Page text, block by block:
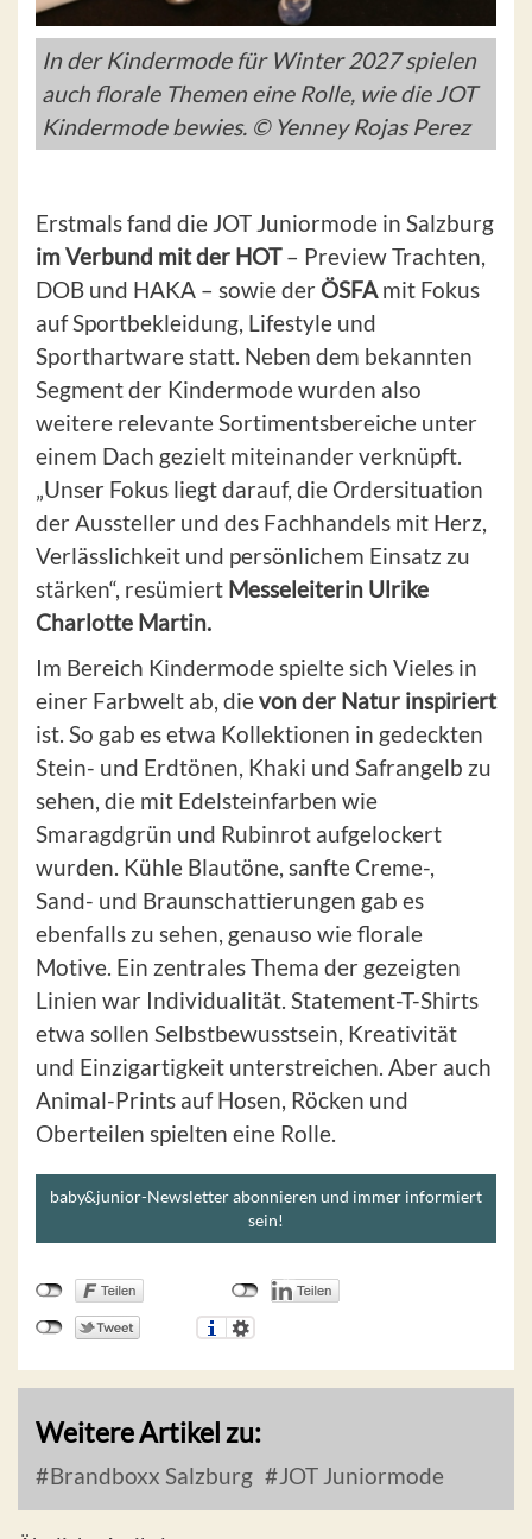
In der Kindermode für Winter 2027 spielen
auch florale Themen eine Rolle, wie die JOT
Kindermode bewies. © Yenney Rojas Perez
Erstmals fand die JOT Juniormode in Salzburg
im Verbund mit der HOT– Preview Trachten,
DOB und HAKA – sowie der ÖSFAmit Fokus
auf Sportbekleidung, Lifestyle und
Sporthartware statt. Neben dem bekannten
Segment der Kindermode wurden also
weitere relevante Sortimentsbereiche unter
einem Dach gezielt miteinander verknüpft.
„Unser Fokus liegt darauf, die Ordersituation
der Aussteller und des Fachhandels mit Herz,
Verlässlichkeit und persönlichem Einsatz zu
stärken“, resümiert Messeleiterin Ulrike
Charlotte Martin.
Im Bereich Kindermode spielte sich Vieles in
einer Farbwelt ab, dievon der Natur inspiriert
ist. So gab es etwa Kollektionen in gedeckten
Stein- und Erdtönen, Khaki und Safrangelb zu
sehen, die mit Edelsteinfarben wie
Smaragdgrün und Rubinrot aufgelockert
wurden. Kühle Blautöne, sanfte Creme-,
Sand- und Braunschattierungen gab es
ebenfalls zu sehen, genauso wie florale
Motive. Ein zentrales Thema der gezeigten
Linien war Individualität. Statement-T-Shirts
etwa sollen Selbstbewusstsein, Kreativität
und Einzigartigkeit unterstreichen. Aber auch
Animal-Prints auf Hosen, Röcken und
Oberteilen spielten eine Rolle.
baby&junior-Newsletter abonnieren und immer informiert
sein!
Weitere Artikel zu:
Brandboxx Salzburg JOT Juniormode